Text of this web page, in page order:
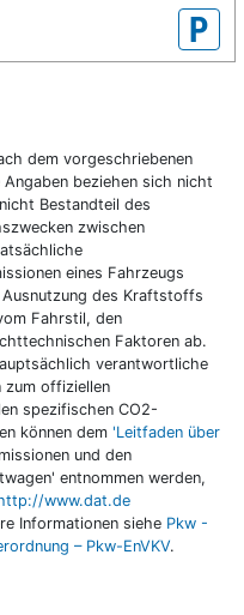
P
dem vorgeschriebenen
beziehen sich nicht
Bestandteil des
zwischen
eines Fahrzeugs
des Kraftstoffs
Fahrstil, den
Faktoren ab.
verantwortliche
zum offiziellen
spezifischen CO2-
können dem 'Leitfaden über
und den
entnommen werden,
www.dat.de
Informationen siehe Pkw -
– Pkw-EnVKV.